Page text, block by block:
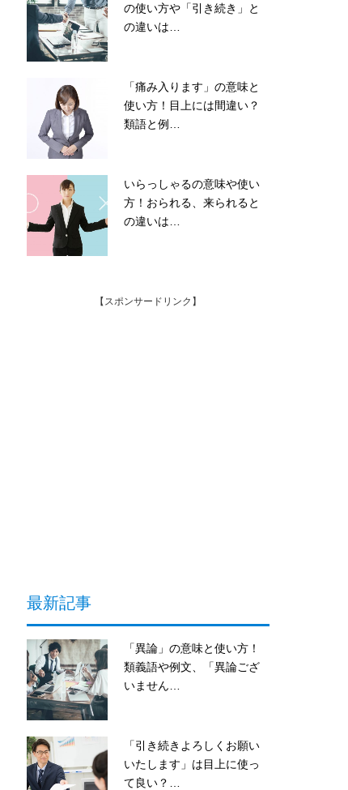
の使い方や「引き続き」と
の違いは…
「痛み入ります」の意味と
使い方！目上には間違い？
類語と例…
いらっしゃるの意味や使い
方！おられる、来られると
の違いは…
【スポンサードリンク】
最新記事
「異論」の意味と使い方！
類義語や例文、「異論ござ
いません…
「引き続きよろしくお願い
いたします」は目上に使っ
て良い？…